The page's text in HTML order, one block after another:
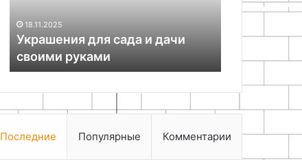
18.11.2025
Украшения для сада и дачи
своими руками
дизайнерскую
25.06.2024
кресла и
Последние Популярные Комментарии